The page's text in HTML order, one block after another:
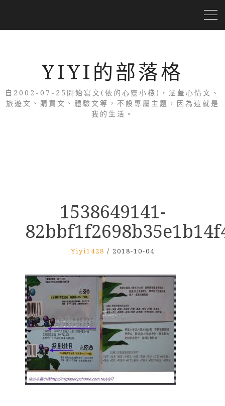
YIYI的部落格
自2002-07-25開始寫文(依的心靈小棧)，涵蓋心情文、
旅遊文、購買文、體驗文等，不設專屬主題，因為這就是
我的生活。
1538649141-
Yiyi1428 / 2018-10-04